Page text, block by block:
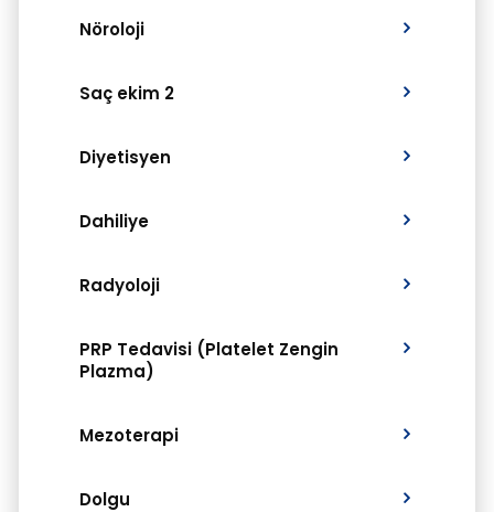
Nöroloji
Saç ekim 2
Diyetisyen
Dahiliye
Radyoloji
PRP Tedavisi (Platelet Zengin
Plazma)
Mezoterapi
Dolgu